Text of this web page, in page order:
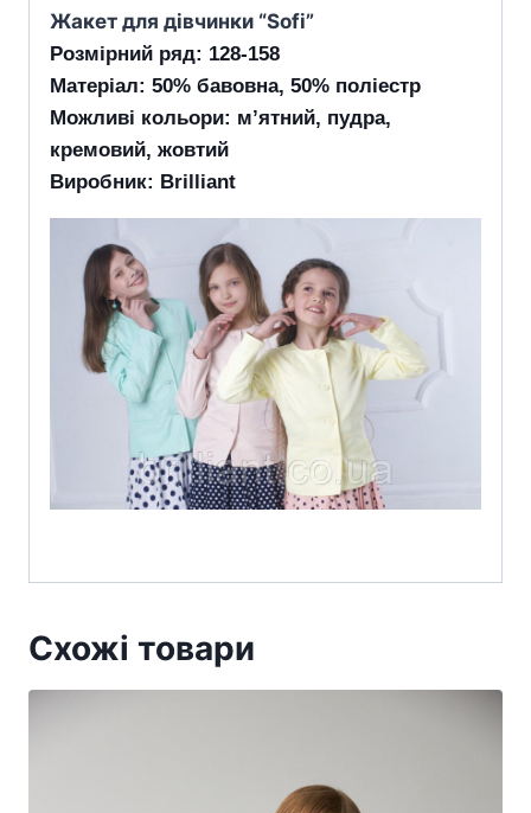
Жакет для дівчинки “Sofi”
Розмірний ряд: 128-158
Матеріал: 50% бавовна, 50% поліестр
Можливі кольори: м’ятний, пудра,
кремовий, жовтий
Виробник: Brilliant
Схожі товари